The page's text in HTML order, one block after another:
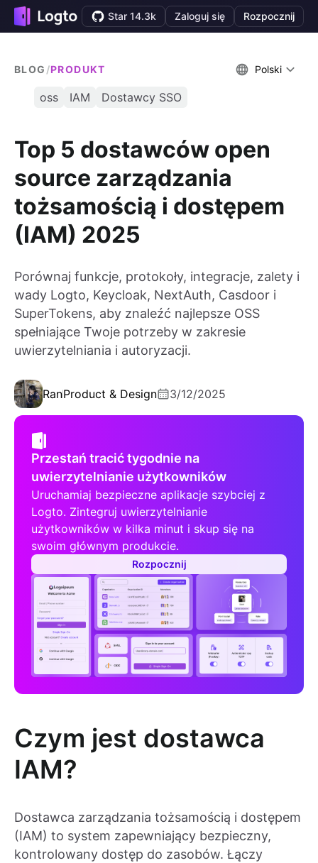
Star 14.3k Zaloguj się Rozpocznij
BLOG /PRODUKT Polski
oss IAM Dostawcy SSO
Top 5 dostawców open
source zarządzania
tożsamością i dostępem
(IAM) 2025
Porównaj funkcje, protokoły, integracje, zalety i
wady Logto, Keycloak, NextAuth, Casdoor i
SuperTokens, aby znaleźć najlepsze OSS
spełniające Twoje potrzeby w zakresie
uwierzytelniania i autoryzacji.
RanProduct & Design 3/12/2025
Przestań tracić tygodnie na
uwierzytelnianie użytkowników
Uruchamiaj bezpieczne aplikacje szybciej z
Logto. Zintegruj uwierzytelnianie
użytkowników w kilka minut i skup się na
swoim głównym produkcie.
Rozpocznij
Czym jest dostawca
IAM?
Dostawca zarządzania tożsamością i dostępem
(IAM) to system zapewniający bezpieczny,
kontrolowany dostęp do zasobów. Łączy